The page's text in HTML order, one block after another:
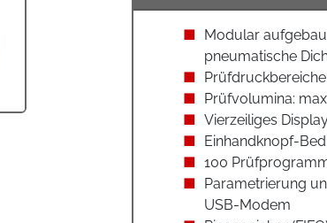
Modular
pneumatische
Prüfvolumina:
Vierzeiliges
Einhandknopf-
100
Parametrierung
USB-Modem